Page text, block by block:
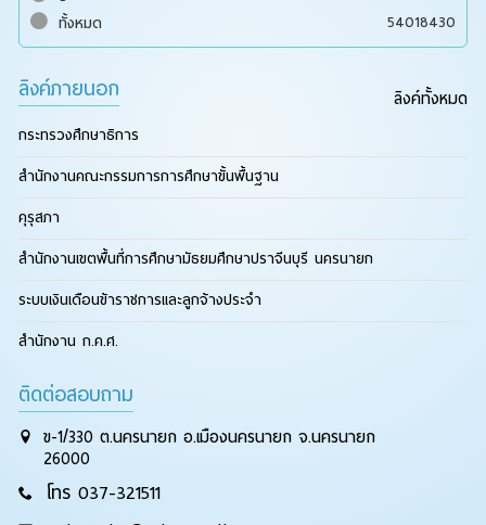
ทั้งหมด
54018430
ลิงค์ภายนอก ลิงค์ทั้งหมด
กระทรวงศึกษาธิการ
สำนักงานคณะกรรมการการศึกษาขั้นพื้นฐาน
คุรุสภา
สำนักงานเขตพื้นที่การศึกษามัธยมศึกษาปราจีนบุรี นครนายก
ระบบเงินเดือนข้าราชการและลูกจ้างประจำ
สำนักงาน ก.ค.ศ.
ติดต่อสอบถาม
ข-1/330 ต.นครนายก อ.เมืองนครนายก จ.นครนายก
26000
โทร 037-321511